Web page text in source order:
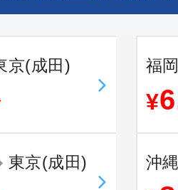
京(成田) 福
¥
東京(成田) 沖